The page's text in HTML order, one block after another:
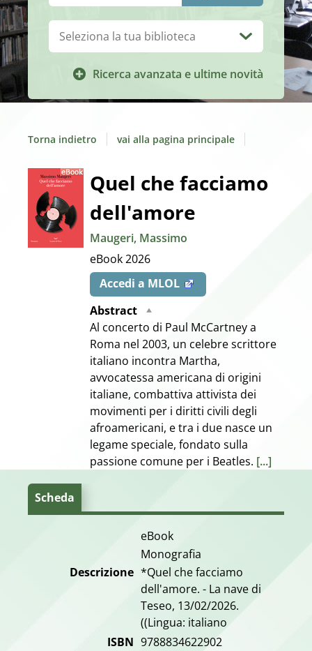
Ricerca avanzata e ultime novità
Biblioteca:
Torna indietro vai alla pagina principale
Dettaglio
del
documento
Quel che facciamo
dell'amore
Maugeri, Massimo
eBook2026
Accedi a MLOL
Abstract
Al concerto di Paul McCartney a
Roma nel 2003, un celebre scrittore
italiano incontra Martha,
avvocatessa americana di origini
italiane, combattiva attivista dei
movimenti per i diritti civili degli
afroamericani, e tra i due nasce un
legame speciale, fondato sulla
passione comune per i Beatles. [...]
Scheda
eBook
Monografia
Descrizione *Quel che facciamo
dell'amore. - La nave di
Teseo, 13/02/2026.
((Lingua: italiano
ISBN 9788834622902